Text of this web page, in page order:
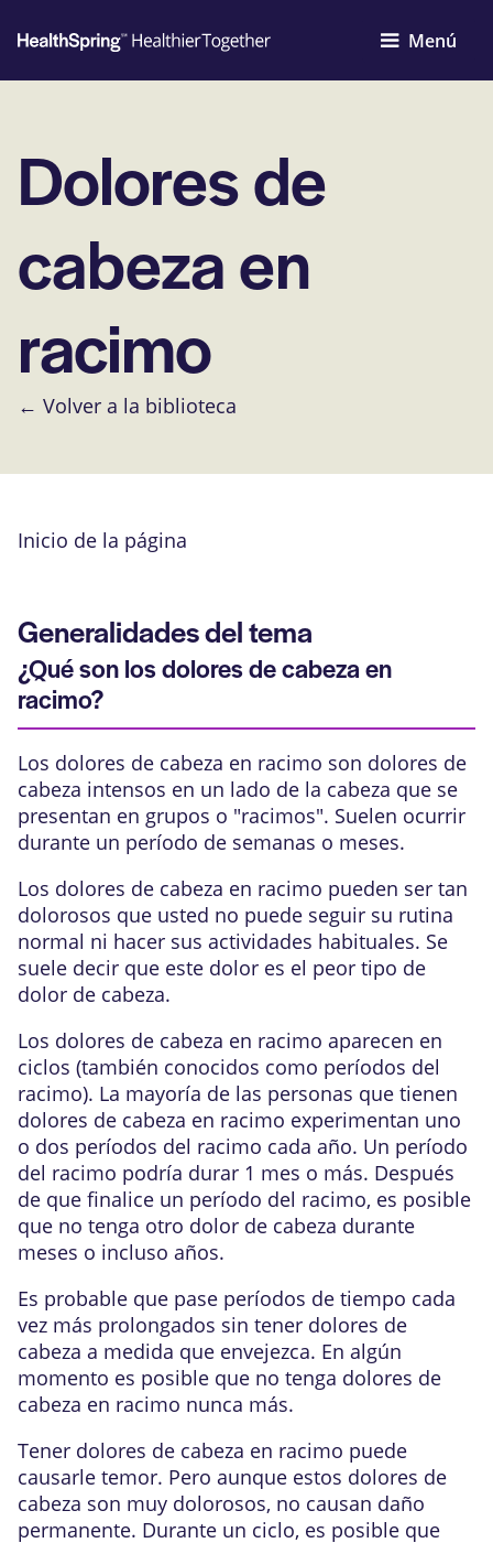
Menú
Dolores de
cabeza en
racimo
← Volver a la biblioteca
Inicio de la página
Generalidades del tema
¿Qué son los dolores de cabeza en
racimo?
Los dolores de cabeza en racimo son dolores de
cabeza intensos en un lado de la cabeza que se
presentan en grupos o "racimos". Suelen ocurrir
durante un período de semanas o meses.
Los dolores de cabeza en racimo pueden ser tan
dolorosos que usted no puede seguir su rutina
normal ni hacer sus actividades habituales. Se
suele decir que este dolor es el peor tipo de
dolor de cabeza.
Los dolores de cabeza en racimo aparecen en
ciclos (también conocidos como períodos del
racimo). La mayoría de las personas que tienen
dolores de cabeza en racimo experimentan uno
o dos períodos del racimo cada año. Un período
del racimo podría durar 1 mes o más. Después
de que finalice un período del racimo, es posible
que no tenga otro dolor de cabeza durante
meses o incluso años.
Es probable que pase períodos de tiempo cada
vez más prolongados sin tener dolores de
cabeza a medida que envejezca. En algún
momento es posible que no tenga dolores de
cabeza en racimo nunca más.
Tener dolores de cabeza en racimo puede
causarle temor. Pero aunque estos dolores de
cabeza son muy dolorosos, no causan daño
permanente. Durante un ciclo, es posible que